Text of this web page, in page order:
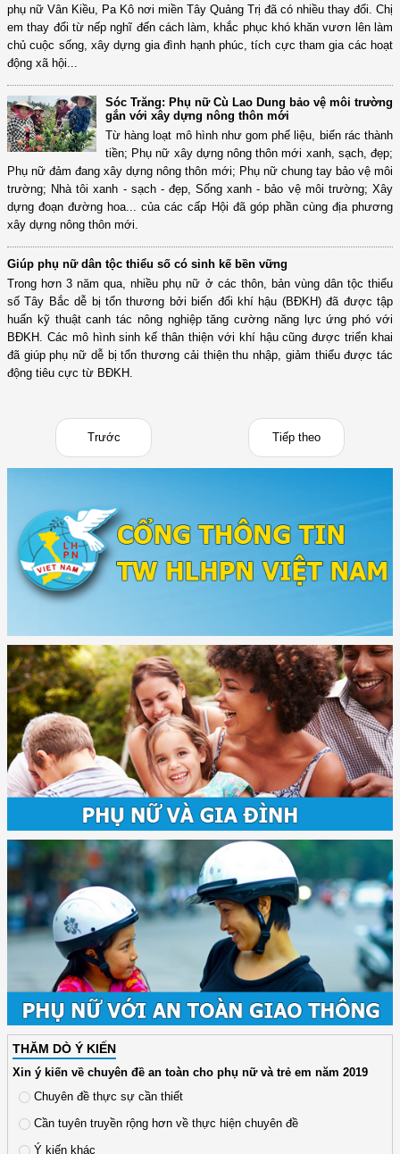
phụ nữ Vân Kiều, Pa Kô nơi miền Tây Quảng Trị đã có nhiều thay đổi. Chị
em thay đổi từ nếp nghĩ đến cách làm, khắc phục khó khăn vươn lên làm
chủ cuộc sống, xây dựng gia đình hạnh phúc, tích cực tham gia các hoạt
động xã hội...
Sóc Trăng: Phụ nữ Cù Lao Dung bảo vệ môi trường
gắn với xây dựng nông thôn mới
Từ hàng loạt mô hình như gom phế liệu, biến rác thành
tiền; Phụ nữ xây dựng nông thôn mới xanh, sạch, đẹp;
Phụ nữ đảm đang xây dựng nông thôn mới; Phụ nữ chung tay bảo vệ môi
trường; Nhà tôi xanh - sạch - đẹp, Sống xanh - bảo vệ môi trường; Xây
dựng đoạn đường hoa... của các cấp Hội đã góp phần cùng địa phương
xây dựng nông thôn mới.
Giúp phụ nữ dân tộc thiểu số có sinh kế bền vững
Trong hơn 3 năm qua, nhiều phụ nữ ở các thôn, bản vùng dân tộc thiểu
số Tây Bắc dễ bị tổn thương bởi biến đổi khí hậu (BĐKH) đã được tập
huấn kỹ thuật canh tác nông nghiệp tăng cường năng lực ứng phó với
BĐKH. Các mô hình sinh kế thân thiện với khí hậu cũng được triển khai
đã giúp phụ nữ dễ bị tổn thương cải thiện thu nhập, giảm thiểu được tác
động tiêu cực từ BĐKH.
Trước Tiếp theo
THĂM DÒ Ý KIẾN
Xin ý kiến về chuyên đề an toàn cho phụ nữ và trẻ em năm 2019
Chuyên đề thực sự cần thiết
Cần tuyên truyền rộng hơn về thực hiện chuyên đề
Ý kiến khác